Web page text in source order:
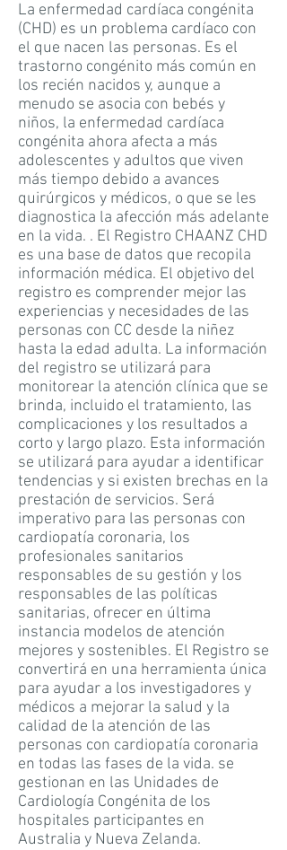
La enfermedad cardíaca congénita
(CHD) es un problema cardíaco con
el que nacen las personas. Es el
trastorno congénito más común en
los recién nacidos y, aunque a
menudo se asocia con bebés y
niños, la enfermedad cardíaca
congénita ahora afecta a más
adolescentes y adultos que viven
más tiempo debido a avances
quirúrgicos y médicos, o que se les
diagnostica la afección más adelante
en la vida. . El Registro CHAANZ CHD
es una base de datos que recopila
información médica. El objetivo del
registro es comprender mejor las
experiencias y necesidades de las
personas con CC desde la niñez
hasta la edad adulta. La información
del registro se utilizará para
monitorear la atención clínica que se
brinda, incluido el tratamiento, las
complicaciones y los resultados a
corto y largo plazo. Esta información
se utilizará para ayudar a identificar
tendencias y si existen brechas en la
prestación de servicios. Será
imperativo para las personas con
cardiopatía coronaria, los
profesionales sanitarios
responsables de su gestión y los
responsables de las políticas
sanitarias, ofrecer en última
instancia modelos de atención
mejores y sostenibles. El Registro se
convertirá en una herramienta única
para ayudar a los investigadores y
médicos a mejorar la salud y la
calidad de la atención de las
personas con cardiopatía coronaria
en todas las fases de la vida. se
gestionan en las Unidades de
Cardiología Congénita de los
hospitales participantes en
Australia y Nueva Zelanda.